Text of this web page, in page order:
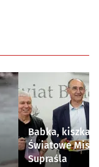
Babka, kiszka i
Światowe
Supraśla